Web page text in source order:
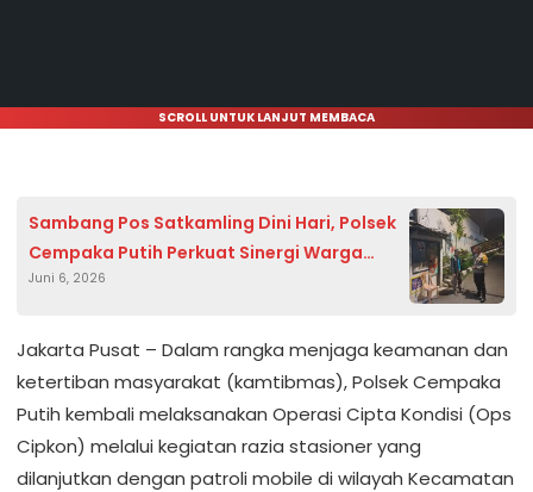
SCROLL UNTUK LANJUT MEMBACA
Sambang Pos Satkamling Dini Hari, Polsek
Cempaka Putih Perkuat Sinergi Warga
Jaga Keamanan Lingkungan
Juni 6, 2026
Jakarta Pusat – Dalam rangka menjaga keamanan dan
ketertiban masyarakat (kamtibmas), Polsek Cempaka
Putih kembali melaksanakan Operasi Cipta Kondisi (Ops
Cipkon) melalui kegiatan razia stasioner yang
dilanjutkan dengan patroli mobile di wilayah Kecamatan